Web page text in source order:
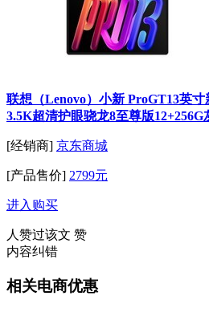
联想（Lenovo）小新 ProGT13英
3.5K超清护眼骁龙8至尊版
[经销商] 京东商城
[产品售价] 2799元
进入购买
人赞过该文 赞
内容纠错
相关电商优惠